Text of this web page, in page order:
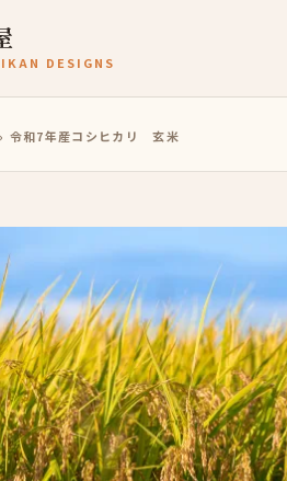
DESIGNS
› 令和7年産コシヒカリ 玄米